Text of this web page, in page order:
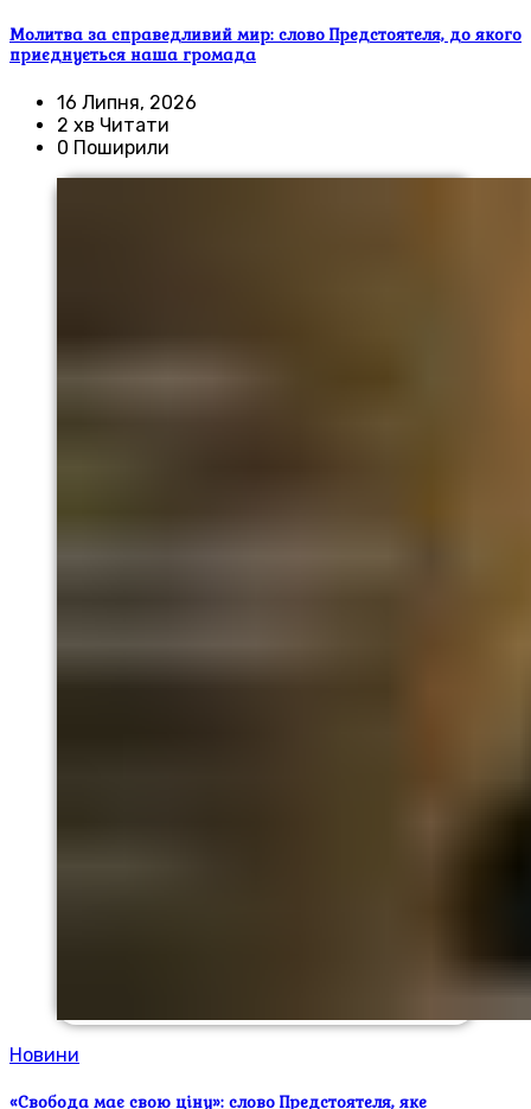
Молитва за справедливий мир: слово Предстоятеля, до якого
приєднується наша громада
16 Липня, 2026
2 хв Читати
0 Поширили
Новини
«Свобода має свою ціну»: слово Предстоятеля, яке